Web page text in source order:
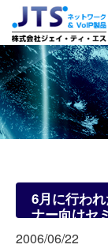
6月に行わ
ナー向けセ
らはJTSも
2006/06/22